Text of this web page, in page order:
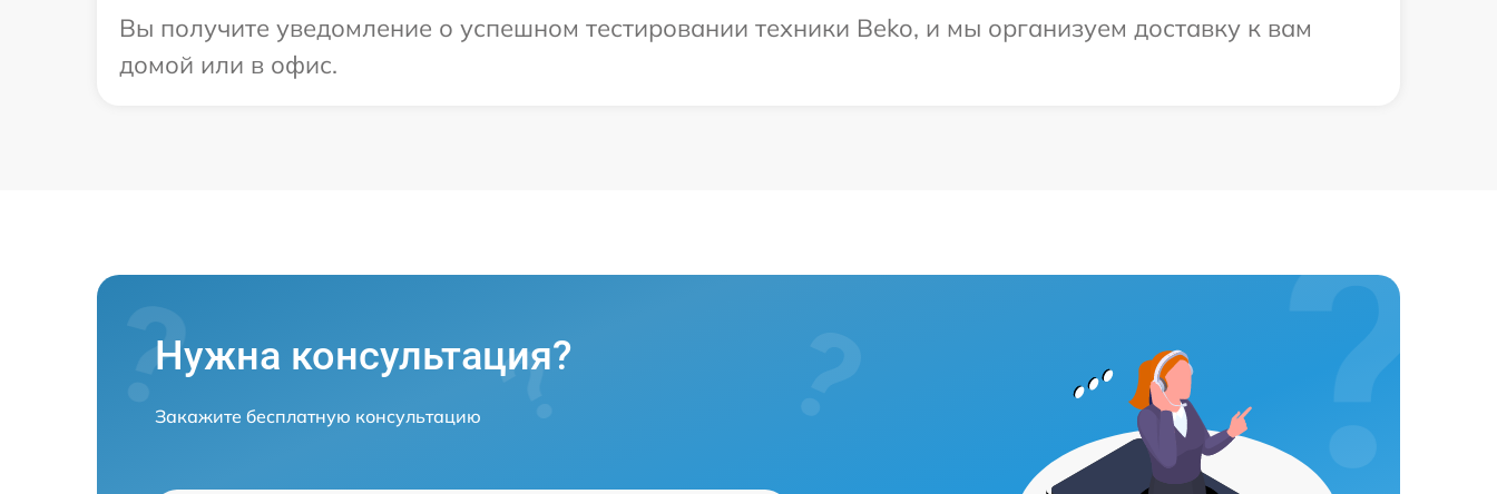
Вы получите уведомление о успешном тестировании техники Beko, и мы организуем доставку к вам
домой или в офис.
Нужна консультация?
Закажите бесплатную консультацию